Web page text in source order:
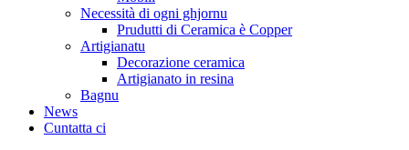
Necessità di ogni ghjornu
Prudutti di Ceramica è Copper
Artigianatu
Decorazione ceramica
Artigianato in resina
Bagnu
News
Cuntatta ci